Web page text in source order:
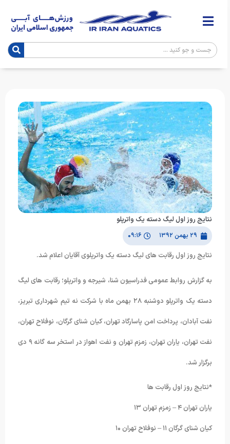
نتایج روز اول لیگ دسته یک واترپلو
۲۹ بهمن ۱۳۹۲ ۰۹:۱۶
نتایج روز اول رقابت های لیگ دسته یک واترپلوی آقایان اعلام شد.
به گزارش روابط عمومی فدراسیون شنا، شیرجه و واترپلو؛ رقابت های لیگ
دسته یک واترپلو دوشنبه ۲۸ بهمن ماه با شرکت نه تیم شهرداری تبریز،
نفت آبادان، پرداخت امن پاسارگاد تهران، کیان شنای گرگان، نوفلاح تهران،
نفت تهران، یاران تهران، زمزم تهران و نفت اهواز در استخر سه گانه ۹ دی
برگزار شد.
*نتایج روز اول رقابت ها
یاران تهران ۴ – زمزم تهران ۱۳
کیان شنای گرگان ۱۱ – نوفلاح تهران ۱۰